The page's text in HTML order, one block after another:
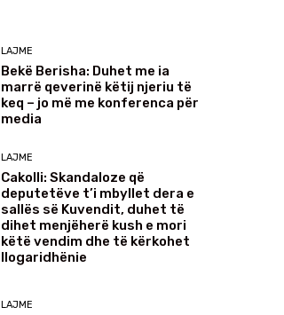
LAJME
Bekë Berisha: Duhet me ia
marrë qeverinë këtij njeriu të
keq – jo më me konferenca për
media
LAJME
Cakolli: Skandaloze që
deputetëve t’i mbyllet dera e
sallës së Kuvendit, duhet të
dihet menjëherë kush e mori
këtë vendim dhe të kërkohet
llogaridhënie
LAJME